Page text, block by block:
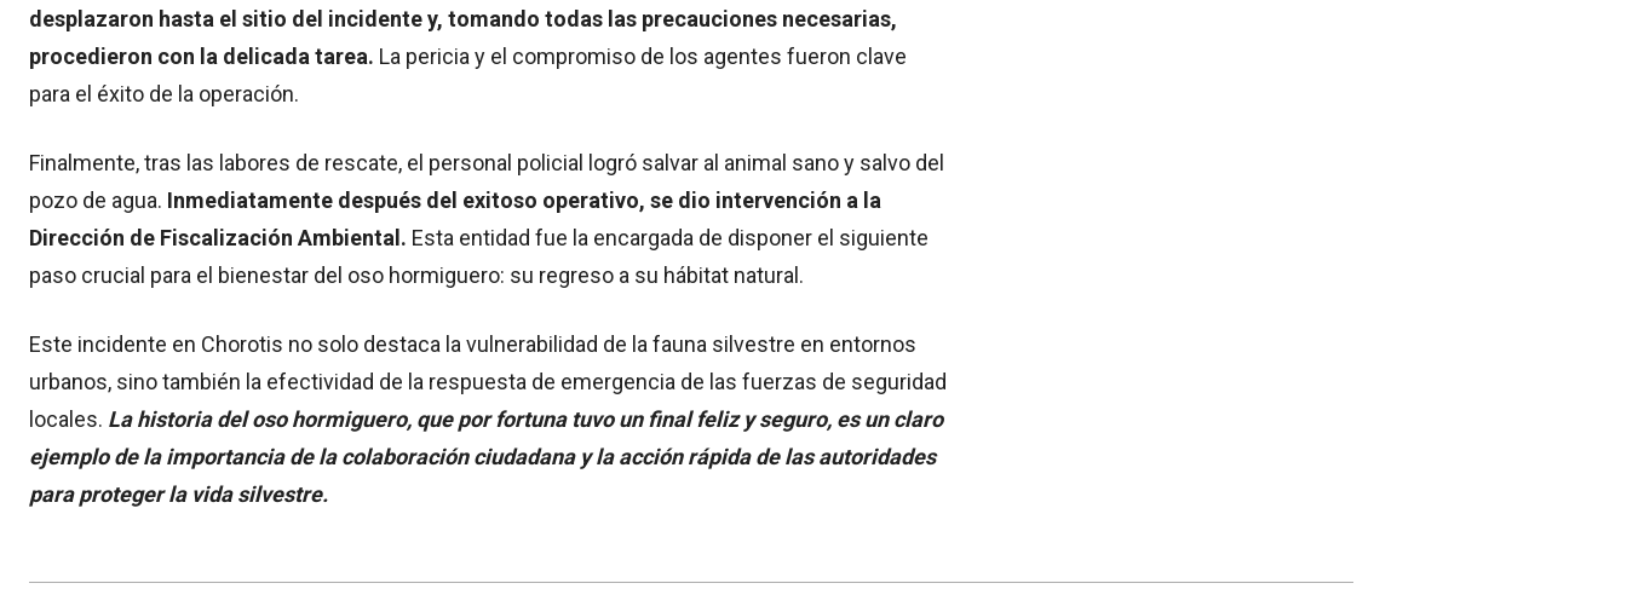
desplazaron hasta el sitio del incidente y, tomando todas las precauciones necesarias,
procedieron con la delicada tarea. La pericia y el compromiso de los agentes fueron clave
para el éxito de la operación.
Finalmente, tras las labores de rescate, el personal policial logró salvar al animal sano y salvo del
pozo de agua. Inmediatamente después del exitoso operativo, se dio intervención a la
Dirección de Fiscalización Ambiental. Esta entidad fue la encargada de disponer el siguiente
paso crucial para el bienestar del oso hormiguero: su regreso a su hábitat natural.
Este incidente en Chorotis no solo destaca la vulnerabilidad de la fauna silvestre en entornos
urbanos, sino también la efectividad de la respuesta de emergencia de las fuerzas de seguridad
locales. La historia del oso hormiguero, que por fortuna tuvo un final feliz y seguro, es un claro
ejemplo de la importancia de la colaboración ciudadana y la acción rápida de las autoridades
para proteger la vida silvestre.